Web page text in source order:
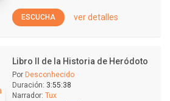
ESCUCHA ver detalles
Libro II de la Historia de Heródoto
Por Desconhecido
Duración: 3:55:38
Narrador: Tux